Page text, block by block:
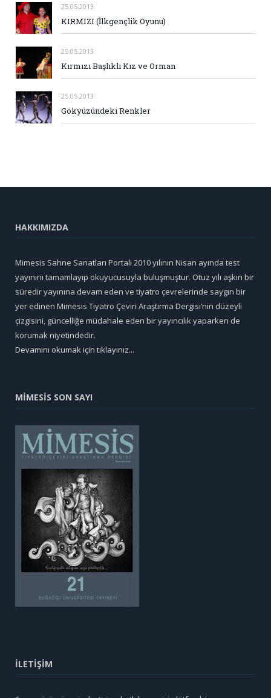
25.05.2013
KIRMIZI (İlkgençlik Oyunu)
25.05.2013
Kırmızı Başlıklı Kız ve Orman
25.05.2013
Gökyüzündeki Renkler
HAKKIMIZDA
Mimesis Sahne Sanatları Portali 2010 yılının Nisan ayında test
yayınını tamamlayıp okuyucusuyla buluşmuştur. Otuz yılı aşkın bir
süredir yayınına devam eden ve tiyatro çevrelerinde saygın bir
yer edinen Mimesis Tiyatro Çeviri Araştırma Dergisi’nin düzeyli
çizgisini, güncelliğe müdahale eden bir yayıncılık yaparken de
korumak niyetindedir.
Devamını okumak için tıklayınız...
MİMESİS SON SAYI
İLETİŞİM